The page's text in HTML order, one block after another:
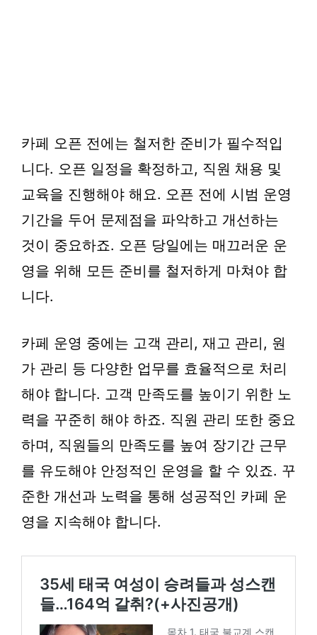
카페 오픈 전에는 철저한 준비가 필수적입
니다. 오픈 일정을 확정하고, 직원 채용 및
교육을 진행해야 해요. 오픈 전에 시범 운영
기간을 두어 문제점을 파악하고 개선하는
것이 중요하죠. 오픈 당일에는 매끄러운 운
영을 위해 모든 준비를 철저하게 마쳐야 합
니다.
카페 운영 중에는 고객 관리, 재고 관리, 원
가 관리 등 다양한 업무를 효율적으로 처리
해야 합니다. 고객 만족도를 높이기 위한 노
력을 꾸준히 해야 하죠. 직원 관리 또한 중요
하며, 직원들의 만족도를 높여 장기간 근무
를 유도해야 안정적인 운영을 할 수 있죠. 꾸
준한 개선과 노력을 통해 성공적인 카페 운
영을 지속해야 합니다.